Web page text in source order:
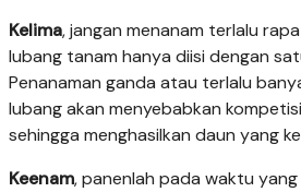
Kelima, jangan menanam terlalu
lubang tanam hanya diisi dengan
Penanaman ganda atau terlalu
lubang akan menyebabkan
sehingga menghasilkan daun yang
Keenam, panenlah pada waktu